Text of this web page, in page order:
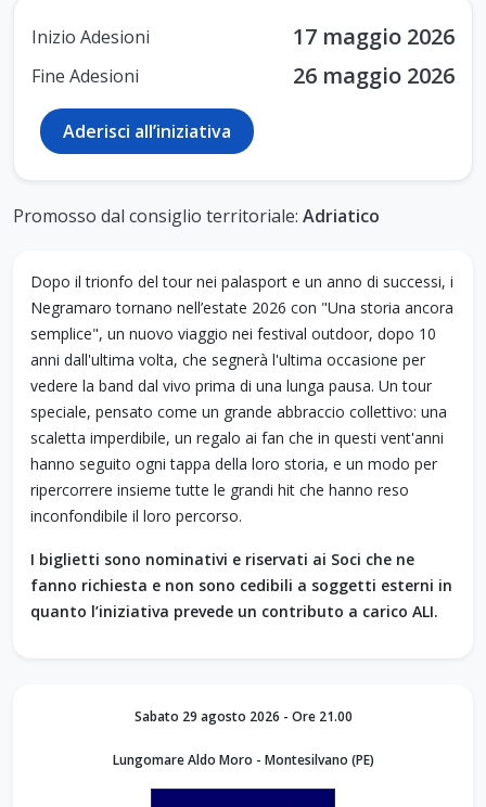
Inizio Adesioni 17 maggio 2026
Fine Adesioni 26 maggio 2026
Aderisci all’iniziativa
Promosso dal consiglio territoriale: Adriatico
Dopo il trionfo del tour nei palasport e un anno di successi, i
Negramaro tornano nell’estate 2026 con "Una storia ancora
semplice", un nuovo viaggio nei festival outdoor, dopo 10
anni dall'ultima volta, che segnerà l'ultima occasione per
vedere la band dal vivo prima di una lunga pausa. Un tour
speciale, pensato come un grande abbraccio collettivo: una
scaletta imperdibile, un regalo ai fan che in questi vent'anni
hanno seguito ogni tappa della loro storia, e un modo per
ripercorrere insieme tutte le grandi hit che hanno reso
inconfondibile il loro percorso.
I biglietti sono nominativi e riservati ai Soci che ne
fanno richiesta e non sono cedibili a soggetti esterni in
quanto l’iniziativa prevede un contributo a carico ALI.
Sabato 29 agosto 2026 - Ore 21.00
Lungomare Aldo Moro - Montesilvano (PE)